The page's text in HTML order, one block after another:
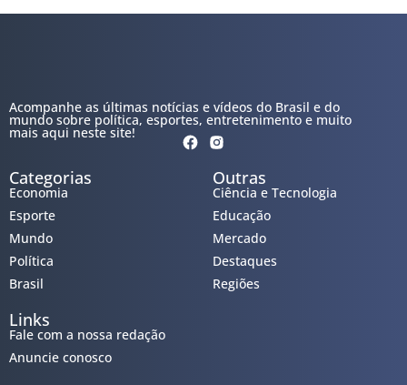
Acompanhe as últimas notícias e vídeos do Brasil e do
mundo sobre política, esportes, entretenimento e muito
mais aqui neste site!
Categorias
Economia
Esporte
Mundo
Política
Brasil
Outras
Ciência e Tecnologia
Educação
Mercado
Destaques
Regiões
Links
Fale com a nossa redação
Anuncie conosco